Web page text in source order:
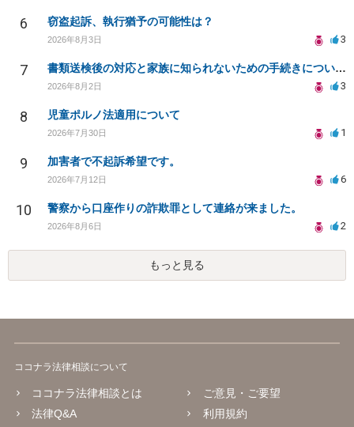
6 窃盗起訴、執行猶予の可能性は？
2026年8月3日 3
7 書類送検後の対応と家族に知られないための手続きについて相談
2026年8月2日 3
8 児童ポルノ法適用について
2026年7月30日 1
9 加害者で不起訴希望です。
2026年7月12日 6
10 警察から口座作りの詐欺罪として連絡が来ました。
2026年8月6日 2
もっと見る
ココナラ法律相談について
ココナラ法律相談とは
法律Q&A
ご意見・ご要望
利用規約